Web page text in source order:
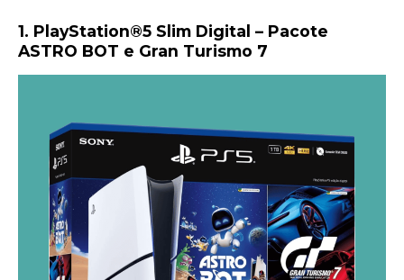
1. PlayStation®5 Slim Digital – Pacote
ASTRO BOT e Gran Turismo 7